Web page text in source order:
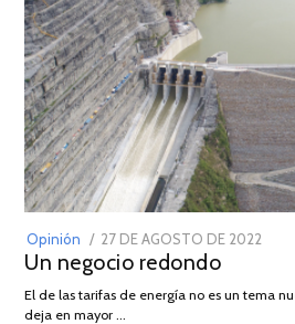
Opinión
POSTED
ON
27 DE AGOSTO DE 2022
DE
Un negocio redondo
El de las tarifas de energía no es un tema
deja en mayor …